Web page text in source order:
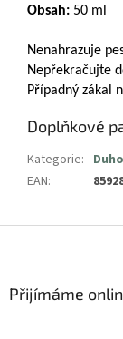
Obsah: 50 ml
Nenahrazuje
Nepřekračujte
Případný zákal
Doplňkové
Kategorie:
EAN:
Přijímáme